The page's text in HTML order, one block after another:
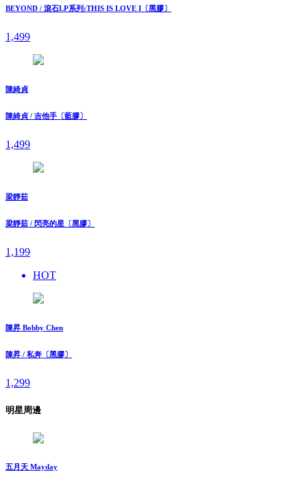
BEYOND / 滾石LP系列:THIS IS LOVE I〔黑膠〕
1,499
陳綺貞
陳綺貞 / 吉他手〔藍膠〕
1,499
梁靜茹
梁靜茹 / 閃亮的星〔黑膠〕
1,199
HOT
陳昇 Bobby Chen
陳昇 / 私奔〔黑膠〕
1,299
明星周邊
五月天 Mayday